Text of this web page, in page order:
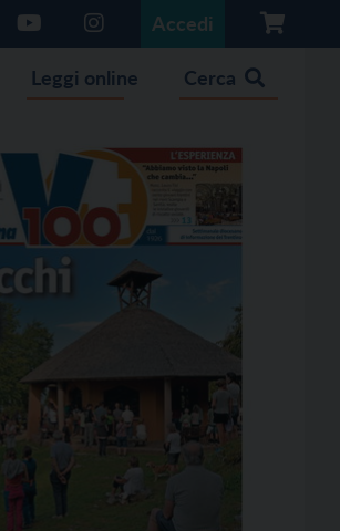
Accedi
Leggi online Cerca